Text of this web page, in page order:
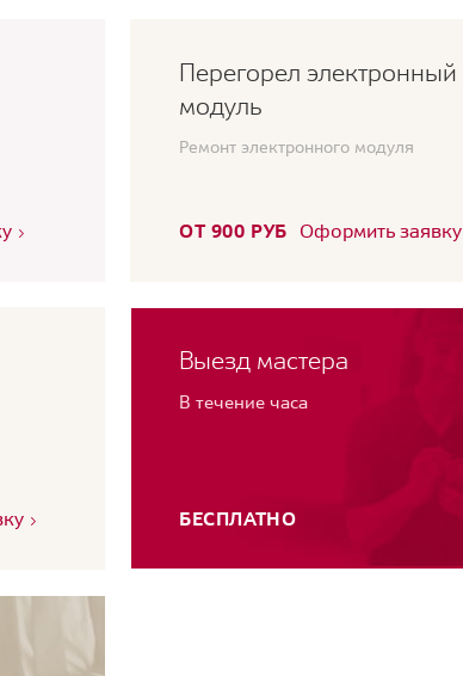
Перегорел электронный
модуль
Ремонт электронного модуля
ОТ 900 РУБ Оформить заявку
Выезд мастера
В течение часа
БЕСПЛАТНО